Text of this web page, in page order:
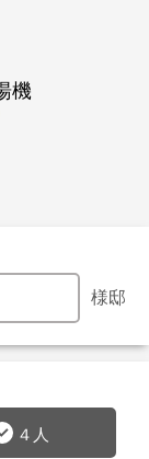
機
様邸
４人